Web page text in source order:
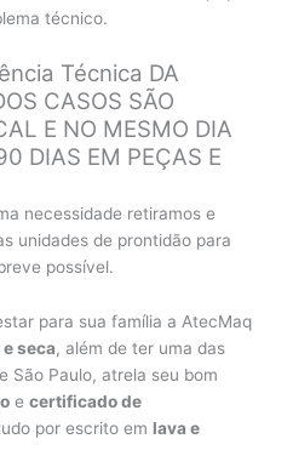
técnico.
Técnica DA
CASOS SÃO
E NO MESMO DIA
DIAS EM PEÇAS E
necessidade retiramos e
unidades de prontidão para
possível.
para sua família a AtecMaq
seca, além de ter uma das
São Paulo, atrela seu bom
ecertificado de
por escrito em lava e